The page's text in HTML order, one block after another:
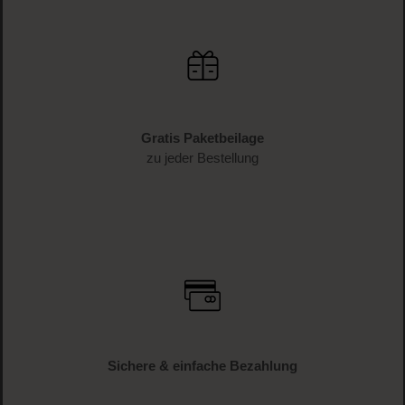
Gratis Paketbeilage
zu jeder Bestellung
Sichere & einfache Bezahlung